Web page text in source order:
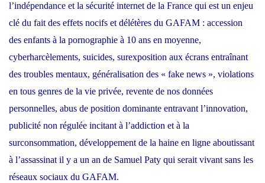
l’indépendance et la sécurité internet de la France qui est un enjeu
clé du fait des effets nocifs et délétères du GAFAM : accession
des enfants à la pornographie à 10 ans en moyenne,
cyberharcèlements, suicides, surexposition aux écrans entraînant
des troubles mentaux, généralisation des « fake news », violations
en tous genres de la vie privée, revente de nos données
personnelles, abus de position dominante entravant l’innovation,
publicité non régulée incitant à l’addiction et à la
surconsommation, développement de la haine en ligne aboutissant
à l’assassinat il y a un an de Samuel Paty qui serait vivant sans les
réseaux sociaux du GAFAM.